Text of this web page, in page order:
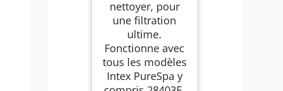
nettoyer, pour
une filtration
ultime.
Fonctionne avec
tous les modèles
Intex PureSpa y